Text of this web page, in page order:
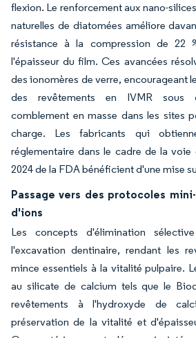
flexion. Le renforcement aux nano-
naturelles de diatomées améliore
résistance à la compression de 22
l'épaisseur du film. Ces avancées
des ionomères de verre, encourageant
des revêtements en IVMR sous
comblement en masse dans les sites
charge. Les fabricants qui
réglementaire dans le cadre de la voie
2024 de la FDA bénéficient d'une mise
Passage vers des protocoles
d'ions
Les concepts d'élimination
l'excavation dentinaire, rendant les
mince essentiels à la vitalité pulpaire.
au silicate de calcium tels que le
revêtements à l'hydroxyde de
préservation de la vitalité et